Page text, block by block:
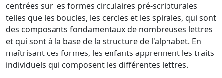
centrées sur les formes circulaires pré-scripturales
telles que les boucles, les cercles et les spirales, qui sont
des composants fondamentaux de nombreuses lettres
et qui sont à la base de la structure de l'alphabet. En
maîtrisant ces formes, les enfants apprennent les traits
individuels qui composent les différentes lettres.